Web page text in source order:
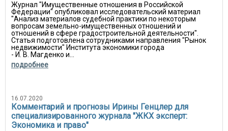
Журнал "Имущественные отношения в Российской
Федерации" опубликовал исследовательский материал
"Анализ материалов судебной практики по некоторым
вопросам земельно-имущественных отношений и
отношений в сфере градостроительной деятельности".
Статья подготовлена сотрудниками направления "Рынок
недвижимости" Института экономики города
- И. В. Магденко и...
подробнее
16.07.2020
Комментарий и прогнозы Ирины Генцлер для
специализированного журнала "ЖКХ эксперт:
Экономика и право"